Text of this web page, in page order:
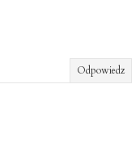
Odpowiedz